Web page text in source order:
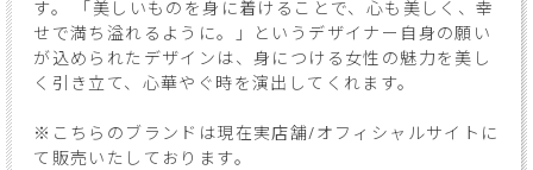
す。 「美しいものを身に着けることで、心も美しく、幸
せで満ち溢れるように。」というデザイナー自身の願い
が込められたデザインは、身につける女性の魅力を美し
く引き立て、心華やぐ時を演出してくれます。
※こちらのブランドは現在実店舗/オフィシャルサイトに
て販売いたしております。